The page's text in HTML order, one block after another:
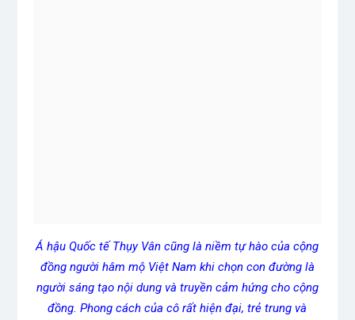
Á hậu Quốc tế Thụy Vân cũng là niềm tự hào của cộng
đồng người hâm mộ Việt Nam khi chọn con đường là
người sáng tạo nội dung và truyền cảm hứng cho cộng
đồng. Phong cách của cô rất hiện đại, trẻ trung và